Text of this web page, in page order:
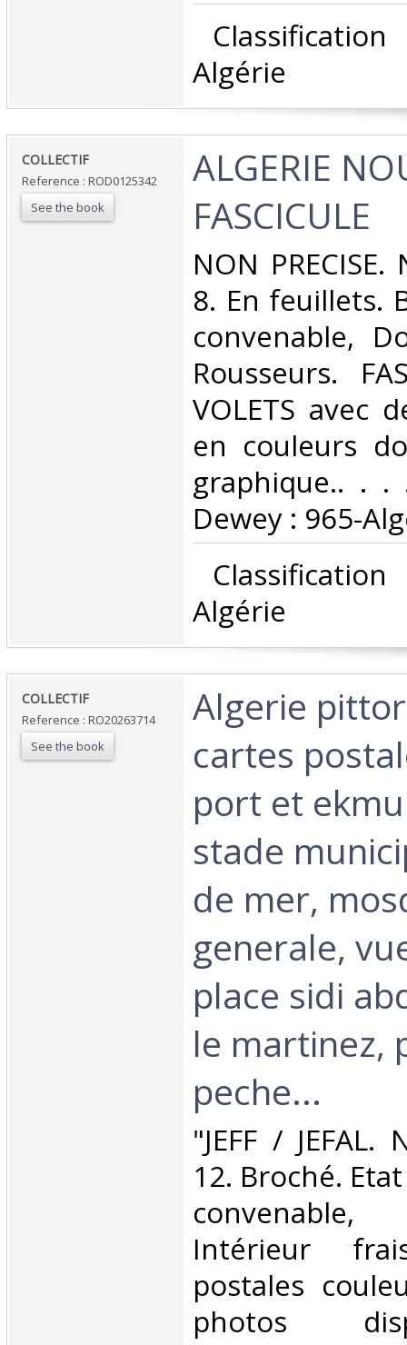
Algérie‎
‎COLLECTIF‎
Reference : ROD0125342
See the book
‎ALGERIE
FASCICULE‎
‎NON
8. En feuillets.
convenable,
Rousseurs.
VOLETS avec
en couleurs
graphique.. . .
Dewey : 965-
Algérie‎
‎COLLECTIF‎
Reference : RO20263714
See the book
‎Algerie
cartes
port et
stade
de mer,
generale,
place sidi
le martinez,
peche...‎
‎"JEFF / JEFAL.
12. Broché.
Intérieur
postales
photos